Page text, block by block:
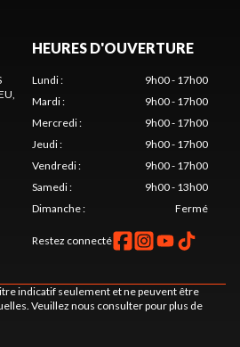
HEURES D'OUVERTURE
Lundi:
9h00 - 17h00
Mardi:
9h00 - 17h00
Mercredi:
9h00 - 17h00
Jeudi:
9h00 - 17h00
Vendredi:
9h00 - 17h00
Samedi:
9h00 - 13h00
Dimanche: Fermé
Restez connecté
indicatif seulement et ne peuvent être
Veuillez nous consulter pour plus de